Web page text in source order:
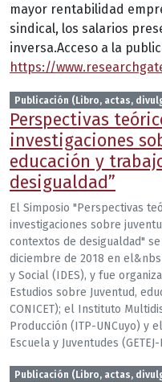
mayor rentabilidad
sindical, los salarios
inversa.Acceso a la
https://
Publicación (Libro, actas,
Perspectivas
investigaciones
educación y
desigualdad”
El Simposio "Perspectivas
investigaciones sobre
contextos de desigualdad"
diciembre de 2018 en
y Social (IDES), y fue
Estudios sobre Juventud,
CONICET); el Instituto
Producción (ITP-UNCuyo) y
Escuela y Juventudes (GETEJ-
Publicación (Libro, actas,